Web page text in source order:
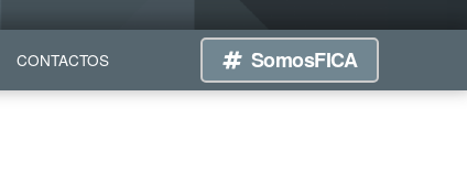
CONTACTOS SomosFICA